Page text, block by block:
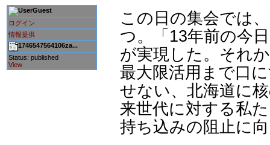
Guest
ログイン
情報提供
1746547564106za...
Status: published
View
この日の集会では
つ。「13年前の今
が実現した。それ
最大限活用まで口
せない、北海道に
来世代に対する私
持ち込みの阻止に